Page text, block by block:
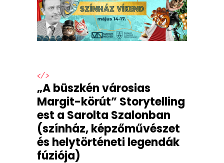
</>
„A büszkén városias
Margit-körút” Storytelling
est a Sarolta Szalonban
(színház, képzőművészet
és helytörténeti legendák
fúziója)